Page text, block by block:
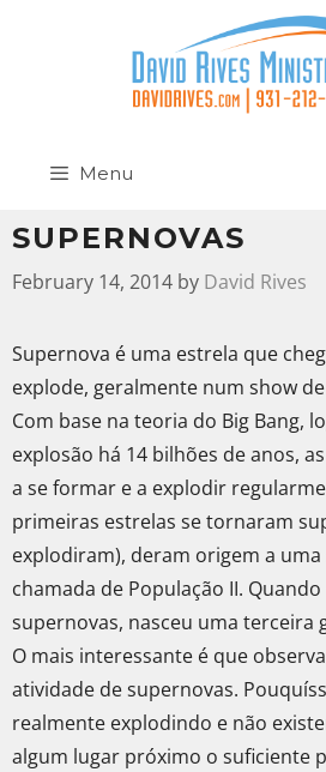
Menu
SUPERNOVAS
February 14, 2014 by David Rives
Supernova é uma estrela que
explode, geralmente num show
Com base na teoria do Big Bang,
explosão há 14 bilhões de anos,
a se formar e a explodir
primeiras estrelas se tornaram
explodiram), deram origem a
chamada de População II.
supernovas, nasceu uma terceira
O mais interessante é que
atividade de supernovas.
realmente explodindo e não
algum lugar próximo o suficiente